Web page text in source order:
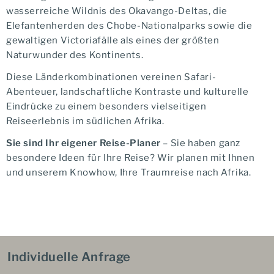
wasserreiche Wildnis des Okavango-Deltas, die
Elefantenherden des Chobe-Nationalparks sowie die
gewaltigen Victoriafälle als eines der größten
Naturwunder des Kontinents.
Diese Länderkombinationen vereinen Safari-
Abenteuer, landschaftliche Kontraste und kulturelle
Eindrücke zu einem besonders vielseitigen
Reiseerlebnis im südlichen Afrika.
Sie sind Ihr eigener Reise-Planer – Sie haben ganz
besondere Ideen für Ihre Reise? Wir planen mit Ihnen
und unserem Knowhow, Ihre Traumreise nach Afrika.
Individuelle Anfrage